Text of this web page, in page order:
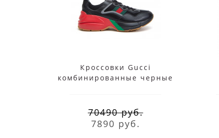
Кроссовки Gucci
комбинированные черные
70490 руб.
7890 руб.